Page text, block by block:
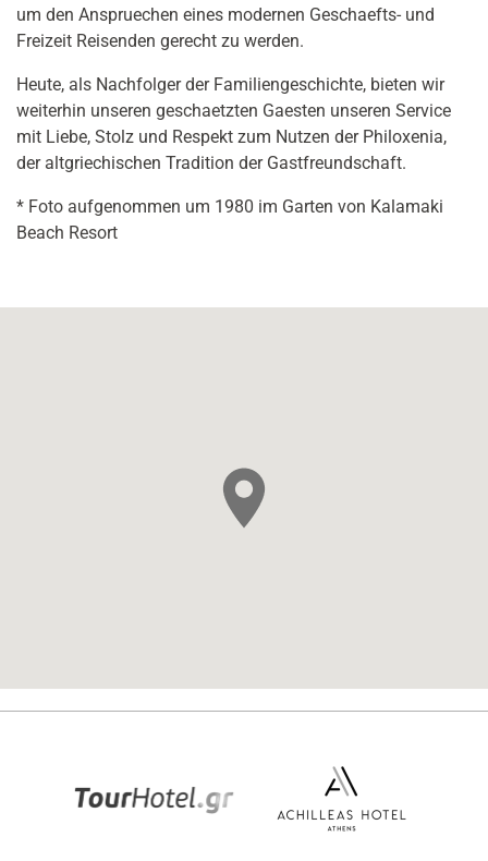
um den Anspruechen eines modernen Geschaefts- und
Freizeit Reisenden gerecht zu werden.
Heute, als Nachfolger der Familiengeschichte, bieten wir
weiterhin unseren geschaetzten Gaesten unseren Service
mit Liebe, Stolz und Respekt zum Nutzen der Philoxenia,
der altgriechischen Tradition der Gastfreundschaft.
* Foto aufgenommen um 1980 im Garten von Kalamaki
Beach Resort